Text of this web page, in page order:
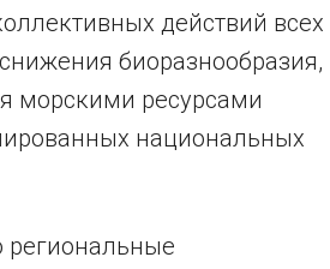
действий всех
биоразнообразия,
морскими ресурсами
национальных
региональные